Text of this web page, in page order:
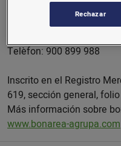
N.I.F: A25445131
Traspalau, 8
Telèfon: 900 899 988
Inscrito en el Registro
619, sección general,
Más información sobre
www.bonarea-agrupa.com
Rechazar